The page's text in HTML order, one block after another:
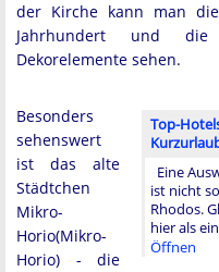
der Kirche kann man
Jahrhundert und die
Dekorelemente sehen.
Top-
Eine
ist nicht
Rhodos.
hier als
Öffnen
Besonders
sehenswert
ist das alte
Städtchen
Mikro-
Horio(Mikro-
Horio) - die